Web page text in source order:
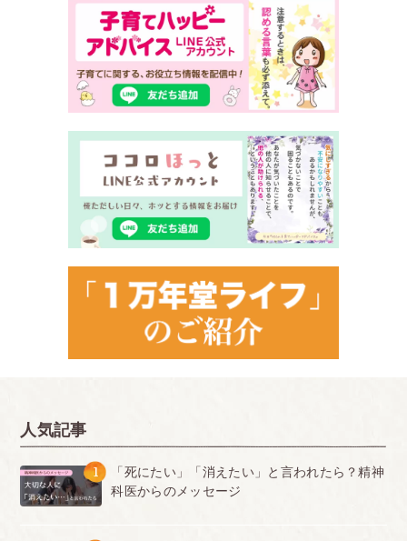
人気記事
1
「死にたい」「消えたい」と言われたら？精神
科医からのメッセージ